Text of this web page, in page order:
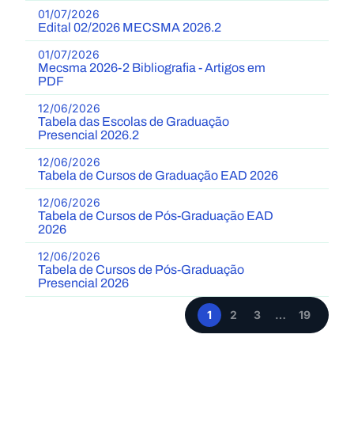
01/07/2026
Edital 02/2026 MECSMA 2026.2
01/07/2026
Mecsma 2026-2 Bibliografia - Artigos em
PDF
12/06/2026
Tabela das Escolas de Graduação
Presencial 2026.2
12/06/2026
Tabela de Cursos de Graduação EAD 2026
12/06/2026
Tabela de Cursos de Pós-Graduação EAD
2026
12/06/2026
Tabela de Cursos de Pós-Graduação
Presencial 2026
1 2 3 … 19